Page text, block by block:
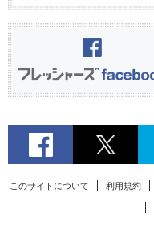
このサイトについて 利用規約